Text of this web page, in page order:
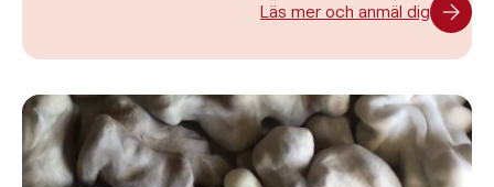
Läs mer och anmäl dig